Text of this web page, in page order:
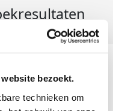
bezoekt.
technieken om